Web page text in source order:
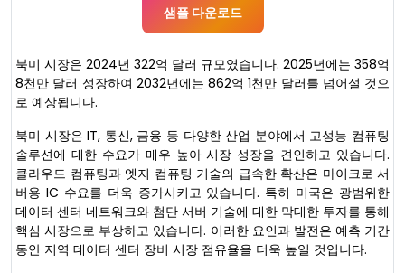
샘플 다운로드
북미 시장은 2024년 322억 달러 규모였습니다. 2025년에는 358억
8천만 달러 성장하여 2032년에는 862억 1천만 달러를 넘어설 것으
로 예상됩니다.
북미 시장은 IT, 통신, 금융 등 다양한 산업 분야에서 고성능 컴퓨팅
솔루션에 대한 수요가 매우 높아 시장 성장을 견인하고 있습니다.
클라우드 컴퓨팅과 엣지 컴퓨팅 기술의 급속한 확산은 마이크로 서
버용 IC 수요를 더욱 증가시키고 있습니다. 특히 미국은 광범위한
데이터 센터 네트워크와 첨단 서버 기술에 대한 막대한 투자를 통해
핵심 시장으로 부상하고 있습니다. 이러한 요인과 발전은 예측 기간
동안 지역 데이터 센터 장비 시장 점유율을 더욱 높일 것입니다.